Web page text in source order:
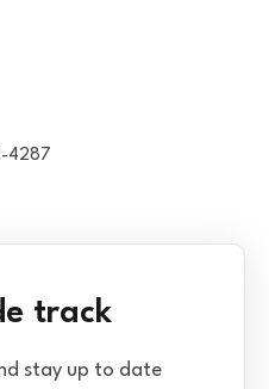
4287
track
stay up to date